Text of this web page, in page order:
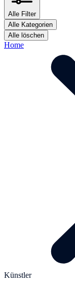
Alle Filter
Alle Kategorien
Alle löschen
Home
Künstler